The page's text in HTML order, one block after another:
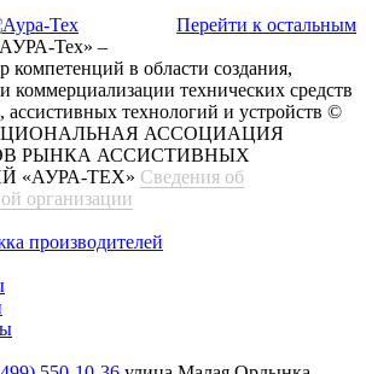
Перейти к остальным
Тех» –
компетенций в области создания,
коммерциализации технических средств
ассистивных технологий и устройств ©
АССОЦИАЦИЯ
РЫНКА АССИСТИВНЫХ
«АУРА-ТЕХ» Сведения об
организации
производителей